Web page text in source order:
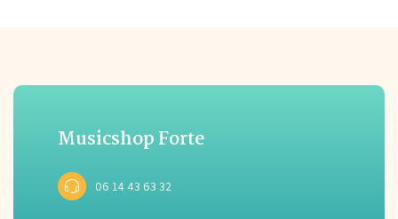
Musicshop Forte
06 14 43 63 32